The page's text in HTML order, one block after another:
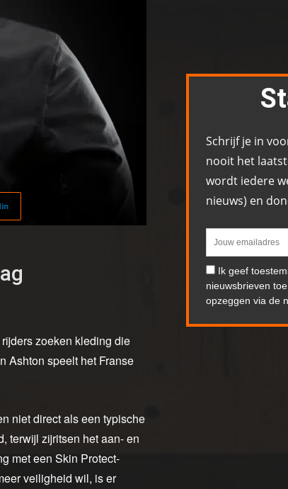
zoeken kleding die
Ashton speelt het Franse
niet direct als een typische
terwijl zijritsen het aan- en
met een Skin Protect-
veiligheid wil, is er
Schrijf je in
nooit het
wordt iedere
nieuws) en
Ik geef
nieuwsbrieven
opzeggen via de